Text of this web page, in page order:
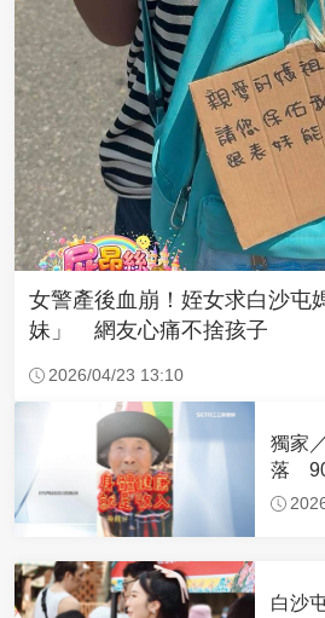
女警產後血崩！姪女求白沙屯
妹」 網友心痛不捨孩子
2026/04/23 13:10
獨家
落 90
幕
白沙